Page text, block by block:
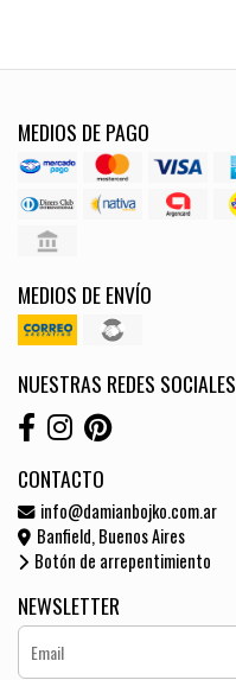
MEDIOS DE PAGO
MEDIOS DE ENVÍO
NUESTRAS REDES SOCIALES
CONTACTO
info@damianbojko.com.ar
Banfield, Buenos Aires
Botón de arrepentimiento
NEWSLETTER